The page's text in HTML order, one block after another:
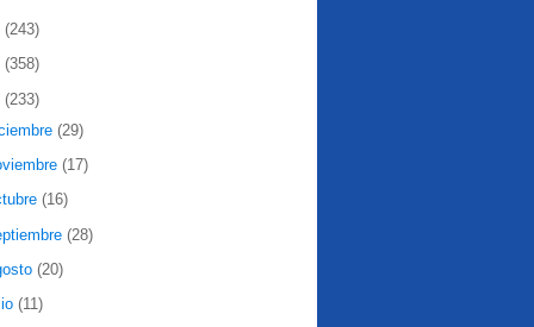
(243)
(358)
(233)
(29)
(17)
(16)
(28)
(20)
(11)